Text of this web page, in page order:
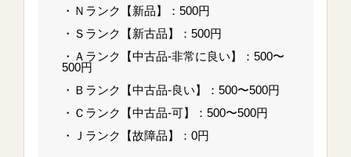
・Ｎランク【新品】：500円
・Ｓランク【新古品】：500円
・Ａランク【中古品-非常に良い】：500〜
500円
・Ｂランク【中古品-良い】：500〜500円
・Ｃランク【中古品-可】：500〜500円
・Ｊランク【故障品】：0円